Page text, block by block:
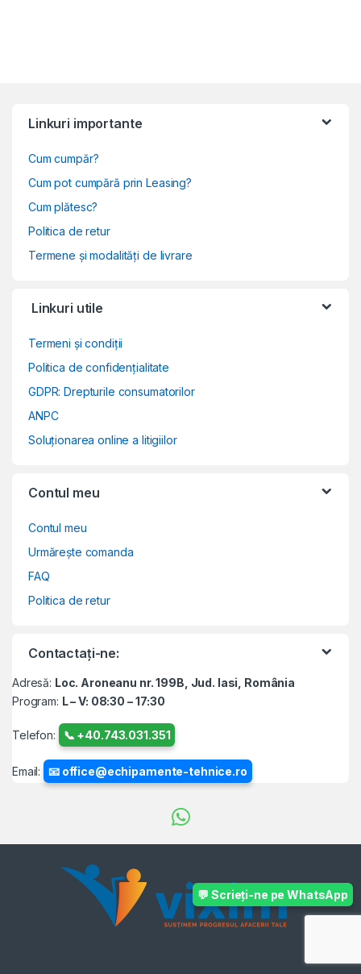
💬 Scrieți-ne pe WhatsApp
Linkuri importante
Cum cumpăr?
Cum pot cumpără prin Leasing?
Cum plătesc?
Politica de retur
Termene și modalități de livrare
Linkuri utile
Termeni și condiții
Politica de confidențialitate
GDPR: Drepturile consumatorilor
ANPC
Soluționarea online a litigiilor
Contul meu
Contul meu
Urmărește comanda
FAQ
Politica de retur
Contactați-ne:
Adresă: Loc. Aroneanu nr. 199B, Jud. Iasi, România
Program: L – V: 08:30 – 17:30
Telefon: 📞 +40.743.031.351
Email: 📧 office@echipamente-tehnice.ro